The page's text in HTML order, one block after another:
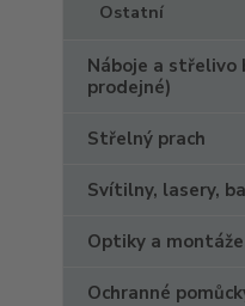
Ostatní
Náboje a střelivo
prodejné)
Střelný prach
Svítilny, lasery,
Optiky a montáže
Ochranné